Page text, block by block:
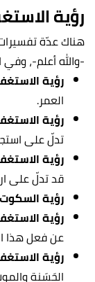
رؤية
هناك عدّة
-والله أعلم-، وفي
رؤية
العمر.
رؤية
تدلّ على
رؤية
قد تدلّ على
رؤية
رؤية
عن فعل هذا
رؤية
الحَسَنة